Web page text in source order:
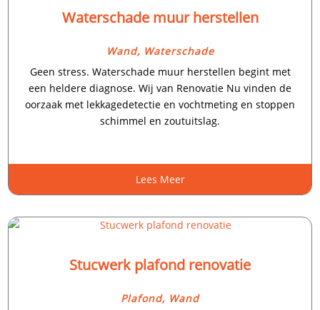
Waterschade muur herstellen
Wand, Waterschade
Geen stress.​ Waterschade muur herstellen begint met
een heldere diagnose.​ Wij van Renovatie Nu vinden de
oorzaak met lekkagedetectie en vochtmeting en stoppen
schimmel en zoutuitslag.​
Lees Meer
Stucwerk plafond renovatie
Plafond, Wand